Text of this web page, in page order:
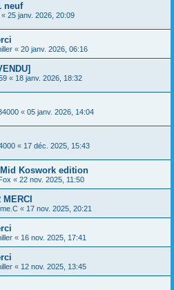
neuf
« 25 janv. 2026, 20:09
« 20 janv. 2026, 06:16
« 18 janv. 2026, 18:32
« 05 janv. 2026, 14:04
« 17 déc. 2025, 15:43
Koswork edition
« 22 nov. 2025, 11:50
« 17 nov. 2025, 20:21
« 16 nov. 2025, 17:41
« 12 nov. 2025, 13:45